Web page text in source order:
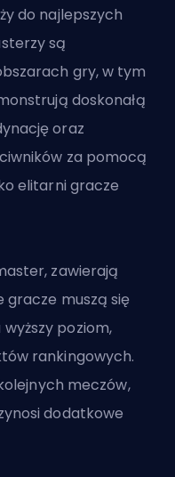
do najlepszych
są
gry, w tym
doskonałą
oraz
za pomocą
elitarni gracze
zawierają
gracze muszą się
poziom,
rankingowych.
meczów,
dodatkowe